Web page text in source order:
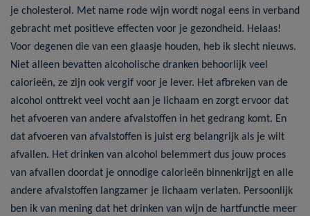
je cholesterol. Met name rode wijn wordt nogal eens in verband
gebracht met positieve effecten voor je gezondheid. Helaas!
Voor degenen die van een glaasje houden, heb ik slecht nieuws.
Niet alleen bevatten alcoholische dranken behoorlijk veel
calorieën, ze zijn ook vergif voor je lever. Het afbreken van de
alcohol onttrekt veel vocht aan je lichaam en zorgt ervoor dat
het afvoeren van andere afvalstoffen in het gedrang komt. En
dat afvoeren van afvalstoffen is juist erg belangrijk als je wilt
afvallen. Het drinken van alcohol belemmert dus jouw proces
van afvallen doordat je onnodige calorieën binnenkrijgt en alle
andere afvalstoffen langzamer je lichaam verlaten. Persoonlijk
ben ik van mening dat het drinken van wijn de hartfunctie meer